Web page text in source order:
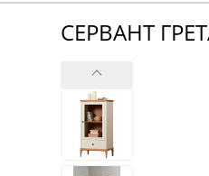
СЕРВАНТ